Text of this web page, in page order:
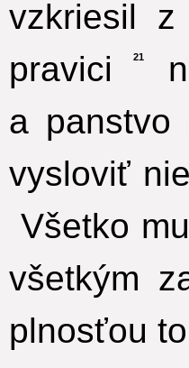
vzkriesil
pravici
21
a panstvo
vysloviť
Všetko
všetkým
plnosťou